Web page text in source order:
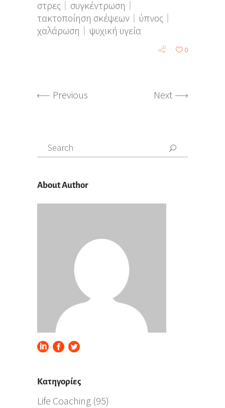
στρες
συγκέντρωση
τακτοποίηση σκέψεων
ύπνος
χαλάρωση
ψυχική υγεία
0
Previous Next
Search
for:
About Author
Kατηγορίες
Life Coaching (95)